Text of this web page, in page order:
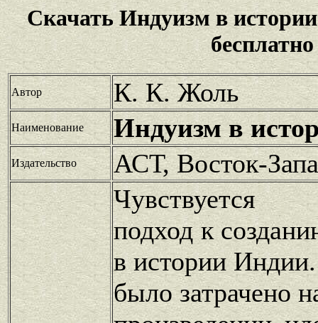
Скачать Индуизм в
бесплатно
Автор К. К. Жоль
Наименование Индуизм в
Издательство АСТ, Восток-
Чувствуется
подход к
в истории
было затрачено